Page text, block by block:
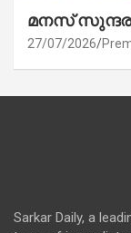
മനസ്
27/07/2026
Sarkar Daily, a